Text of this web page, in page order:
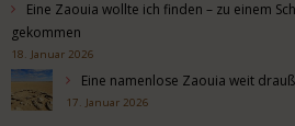
Eine Zaouia wollte ich finden – zu einem
gekommen
18. Januar 2026
Eine namenlose Zaouia weit
17. Januar 2026